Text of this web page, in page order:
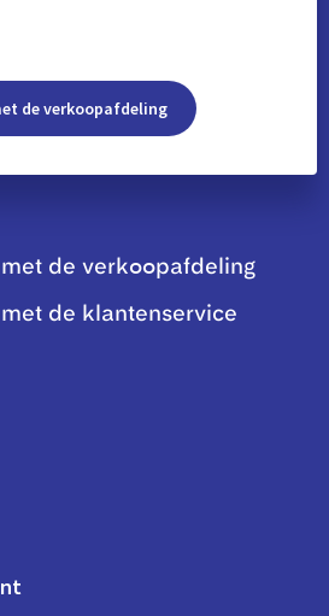
de verkoopafdeling
de verkoopafdeling
de klantenservice